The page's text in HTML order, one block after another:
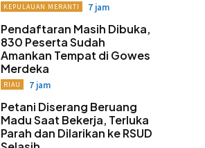
KEPULAUAN MERANTI 7 jam
Pendaftaran Masih Dibuka,
830 Peserta Sudah
Amankan Tempat di Gowes
Merdeka
RIAU 7 jam
Petani Diserang Beruang
Madu Saat Bekerja, Terluka
Parah dan Dilarikan ke RSUD